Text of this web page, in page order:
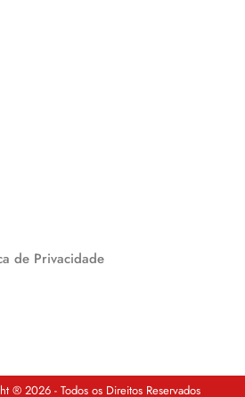
de Privacidade
® 2026 - Todos os Direitos Reservados